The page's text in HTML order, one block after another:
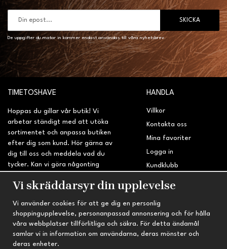
SKICKA
De uppgifter du matar in kommer endast användas till våra nyhetsbrev.
TIMETOSHAVE
Hoppas du gillar vår butik! Vi
arbetar ständigt med att utöka
sortimentet och anpassa butiken
efter dig som kund. Hör gärna av
dig till oss och meddela vad du
tycker. Kan vi göra någonting
sidan?
HANDLA
Villkor
Kontakta oss
Mina favoriter
Logga in
Kundklubb
INFORMATION
Om oss
Nyheter
TRYGG HANDEL
Fri frakt vid köp över 695 kr
Vi skräddarsyr din upplevelse
Vi använder cookies för att ge dig en personlig
shoppingupplevelse, personanpassad annonsering och för hålla
våra webbplatser tillförlitliga och säkra. För detta ändamål
samlar vi in information om användarna, deras mönster och
deras enheter.